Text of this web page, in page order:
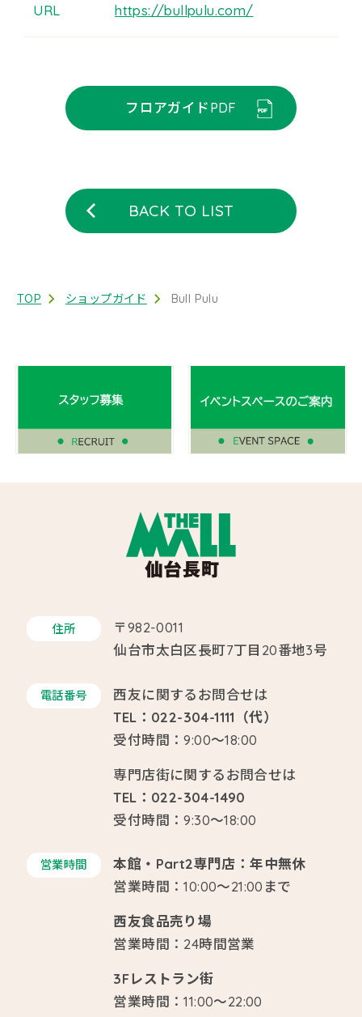
URL https://bullpulu.com/
フロアガイドPDF
BACK TO LIST
TOP ショップガイド Bull Pulu
住所
〒982-0011
仙台市太白区長町7丁目20番地3号
電話番号
西友に関するお問合せは
TEL：022-304-1111（代）
受付時間：9:00～18:00
専門店街に関するお問合せは
TEL：022-304-1490
受付時間：9:30～18:00
営業時間
本館・Part2専門店：年中無休
営業時間：10:00～21:00まで
西友食品売り場
営業時間：24時間営業
3Fレストラン街
営業時間：11:00～22:00